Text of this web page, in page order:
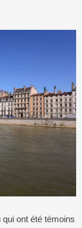
ont été témoins